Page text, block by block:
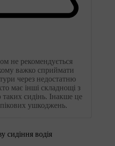
не рекомендується
важко сприймати
через недостатню
має інші складнощі з
сидінь. Інакше це
ушкоджень.
сидіння водія